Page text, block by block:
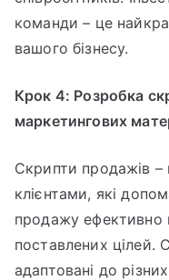
команди – це
вашого бізнесу.
Крок 4: Розробка
маркетингових
Скрипти продажів
клієнтами, які
продажу ефективно
поставлених цілей.
адаптовані до